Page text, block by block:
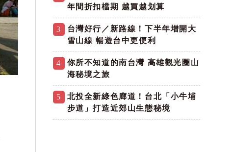
年間折扣檔期 越買越划算
3
台灣好行／新路線！下半年增開大
雪山線 暢遊台中更便利
4
你所不知道的南台灣 高雄觀光圈山
海秘境之旅
5
北投全新綠色廊道！台北「小牛埔
步道」打造近郊山生態秘境